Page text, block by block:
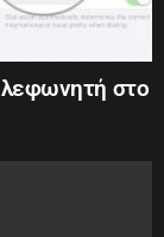
στο